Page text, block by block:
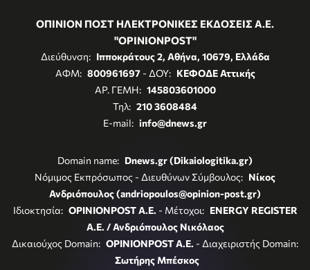
ΟΠΙΝΙΟΝ ΠΟΣΤ ΗΛΕΚΤΡΟΝΙΚΕΣ ΕΚΔΟΣΕΙΣ Α.Ε.
"OPINIONPOST"
Διεύθυνση: Ιπποκράτους 2, Αθήνα, 10679, Ελλάδα
ΑΦΜ: 800961697- ΔΟΥ: ΚΕΦΟΔΕ Αττικής
ΑΡ. ΓΕΜΗ: 145803601000
Τηλ: 210 3608484
E-mail: info@dnews.gr
Domain name: Dnews.gr (Dikaiologitika.gr)
Νόμιμος Εκπρόσωπος - Διευθύνων Σύμβουλος: Νίκος
Ανδριόπουλος (andriopoulos@opinion-post.gr)
Ιδιοκτησία: OPINIONPOST A.E. - Μέτοχοι: ENERGY REGISTER
Α.Ε. / Ανδριόπουλος Νικόλαος
Δικαιούχος Domain: OPINIONPOST A.E. - Διαχειριστής Domain:
Σωτήρης Μπέσκος